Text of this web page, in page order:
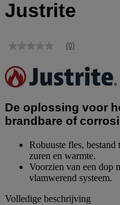
Justrite
Geen
Dezelfde
paginalink.
(0)
De oplossing voor
brandbare of
Robuuste fles,
zuren en warmte.
Voorzien van een dop
vlamwerend systeem.
Volledige beschrijving